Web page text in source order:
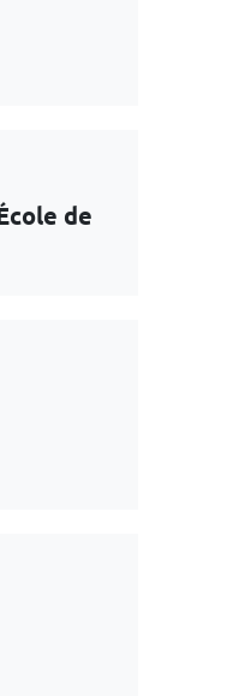
de